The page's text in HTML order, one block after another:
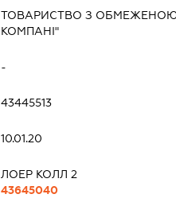
ТОВАРИСТВО З ОБМЕЖЕНОЮ
КОМПАНІ"
-
43445513
10.01.20
ЛОЕР КОЛЛ 2
43645040